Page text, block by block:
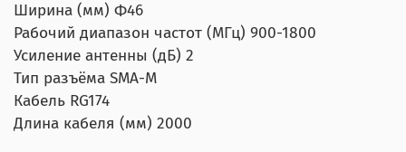
Ширина (мм) Ф46
Рабочий диапазон частот (МГц) 900-1800
Усиление антенны (дБ) 2
Тип разъёма SMA-M
Кабель RG174
Длина кабеля (мм) 2000